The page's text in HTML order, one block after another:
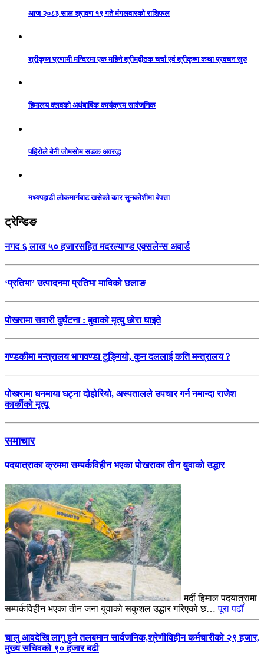
आज २०८३ साल श्रावण १९ गते मंगलवारको राशिफल
श्रीकृष्ण प्रणामी मन्दिरमा एक महिने श्रीमद्बीतक चर्चा एवं श्रीकृष्ण कथा प्रवचन सुरु
हिमालय क्लवको अर्धबार्षिक कार्यक्रम सार्वजनिक
पहिरोले बेनी जोमसोम सडक अवरुद्ध
मध्यपहाडी लोकमार्गबाट खसेको कार सुनकोशीमा बेपत्ता
ट्रेन्डिङ
नगद ६ लाख ५० हजारसहित मदरल्याण्ड एक्सलेन्स अवार्ड
‘प्रतिभा’ उत्पादनमा प्रतिभा माविको छलाङ
पोखरामा सवारी दुर्घटना : बुवाको मृत्यु छोरा घाइते
गण्डकीमा मन्त्रालय भागवण्डा टुङ्गियो, कुन दललाई कति मन्त्रालय ?
पोखरामा धनमाया घट्ना दोहोरियो, अस्पतालले उपचार गर्न नमान्दा राजेश
कार्कीको मृत्यू
समाचार
पदयात्राका क्रममा सम्पर्कविहीन भएका पोखराका तीन युवाको उद्धार
मर्दी हिमाल पदयात्रामा
सम्पर्कविहीन भएका तीन जना युवाको सकुशल उद्धार गरिएको छ…पूरा पढौं
चालु आवदेखि लागु हुने तलबमान सार्वजनिक,श्रेणीविहीन कर्मचारीको २९ हजार,
मुख्य सचिवको ९० हजार बढी